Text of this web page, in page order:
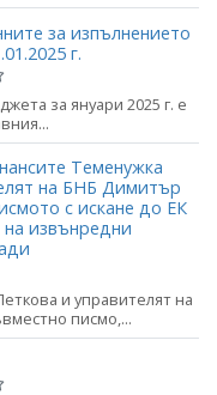
за изпълнението
г.
за януари 2025 г. е
Теменужка
на БНБ Димитър
с искане до ЕК
извънредни
и управителят на
писмо,...